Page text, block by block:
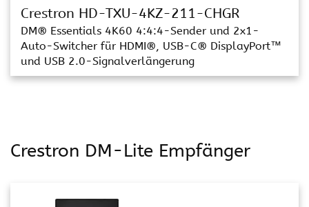
Crestron HD-TXU-4KZ-211-CHGR
DM® Essentials 4K60 4:4:4-Sender und 2x1-
Auto-Switcher für HDMI®, USB-C® DisplayPort™
und USB 2.0-Signalverlängerung
Crestron DM-Lite Empfänger